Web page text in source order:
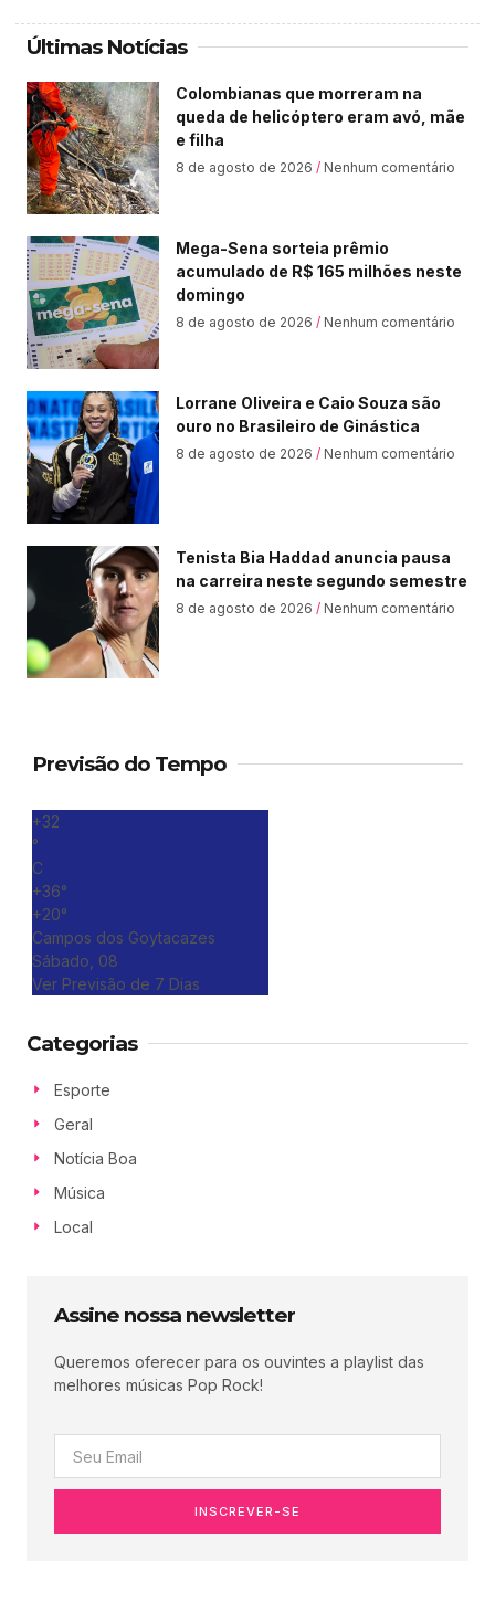
Últimas Notícias
Colombianas que morreram na
queda de helicóptero eram avó, mãe
e filha
8 de agosto de 2026 Nenhum comentário
Mega-Sena sorteia prêmio
acumulado de R$ 165 milhões neste
domingo
8 de agosto de 2026 Nenhum comentário
Lorrane Oliveira e Caio Souza são
ouro no Brasileiro de Ginástica
8 de agosto de 2026 Nenhum comentário
Tenista Bia Haddad anuncia pausa
na carreira neste segundo semestre
8 de agosto de 2026 Nenhum comentário
Previsão do Tempo
+32
°
C
+36°
+20°
Campos dos Goytacazes
Sábado, 08
Ver Previsão de 7 Dias
Categorias
Esporte
Geral
Notícia Boa
Música
Local
Assine nossa newsletter
Queremos oferecer para os ouvintes a playlist das
melhores músicas Pop Rock!
INSCREVER-SE